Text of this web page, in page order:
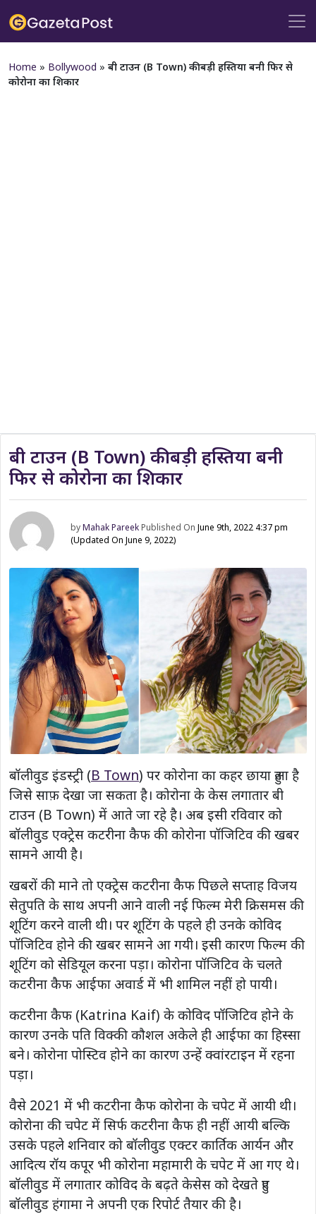
Home » Bollywood » बी टाउन (B Town) की बड़ी हस्तिया बनी फिर से
कोरोना का शिकार
बी टाउन (B Town) की बड़ी हस्तिया बनी
फिर से कोरोना का शिकार
byMahak PareekPublished OnJune 9th, 2022 4:37 pm
(Updated On June 9, 2022)
बॉलीवुड इंडस्ट्री (B Town) पर कोरोना का कहर छाया हुआ है
जिसे साफ़ देखा जा सकता है। कोरोना के केस लगातार बी
टाउन (B Town) में आते जा रहे है। अब इसी रविवार को
बॉलीवुड एक्ट्रेस कटरीना कैफ की कोरोना पॉजिटिव की खबर
सामने आयी है।
खबरों की माने तो एक्ट्रेस कटरीना कैफ पिछले सप्ताह विजय
सेतुपति के साथ अपनी आने वाली नई फिल्म मेरी क्रिसमस की
शूटिंग करने वाली थी। पर शूटिंग के पहले ही उनके कोविद
पॉजिटिव होने की खबर सामने आ गयी। इसी कारण फिल्म की
शूटिंग को सेडियूल करना पड़ा। कोरोना पॉजिटिव के चलते
कटरीना कैफ आईफा अवार्ड में भी शामिल नहीं हो पायी।
कटरीना कैफ (Katrina Kaif) के कोविद पॉजिटिव होने के
कारण उनके पति विक्की कौशल अकेले ही आईफा का हिस्सा
बने। कोरोना पोस्टिव होने का कारण उन्हें क्वांरटाइन में रहना
पड़ा।
वैसे 2021 में भी कटरीना कैफ कोरोना के चपेट में आयी थी।
कोरोना की चपेट में सिर्फ कटरीना कैफ ही नहीं आयी बल्कि
उसके पहले शनिवार को बॉलीवुड एक्टर कार्तिक आर्यन और
आदित्य रॉय कपूर भी कोरोना महामारी के चपेट में आ गए थे।
बॉलीवुड में लगातार कोविद के बढ़ते केसेस को देखते हुए
बॉलीवुड हंगामा ने अपनी एक रिपोर्ट तैयार की है।